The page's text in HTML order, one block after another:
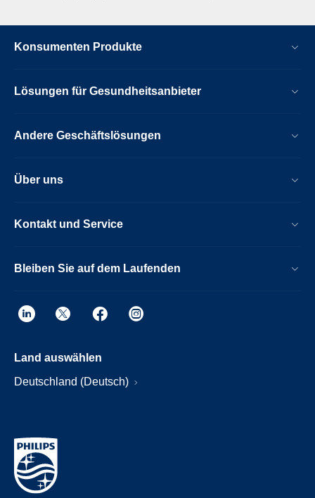
Konsumenten Produkte
Lösungen für Gesundheitsanbieter
Andere Geschäftslösungen
Über uns
Kontakt und Service
Bleiben Sie auf dem Laufenden
Land auswählen
Deutschland (Deutsch)